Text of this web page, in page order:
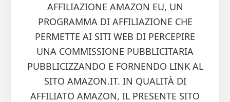
AFFILIAZIONE AMAZON EU, UN
PROGRAMMA DI AFFILIAZIONE CHE
PERMETTE AI SITI WEB DI PERCEPIRE
UNA COMMISSIONE PUBBLICITARIA
PUBBLICIZZANDO E FORNENDO LINK AL
SITO AMAZON.IT. IN QUALITÀ DI
AFFILIATO AMAZON, IL PRESENTE SITO